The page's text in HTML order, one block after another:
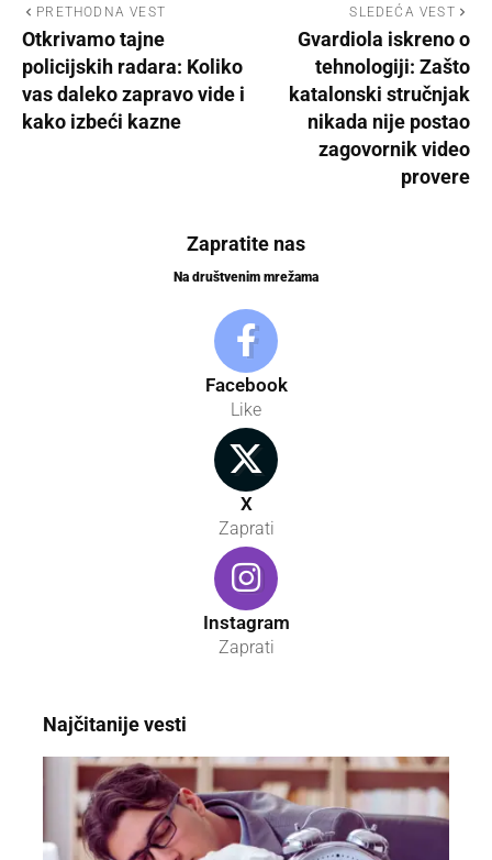
PRETHODNA VEST
Otkrivamo tajne
policijskih radara: Koliko
vas daleko zapravo vide i
kako izbeći kazne
SLEDEĆA VEST
Gvardiola iskreno o
tehnologiji: Zašto
katalonski stručnjak
nikada nije postao
zagovornik video
provere
Zapratite nas
Na društvenim mrežama
Facebook
Like
X
Zaprati
Instagram
Zaprati
Najčitanije vesti